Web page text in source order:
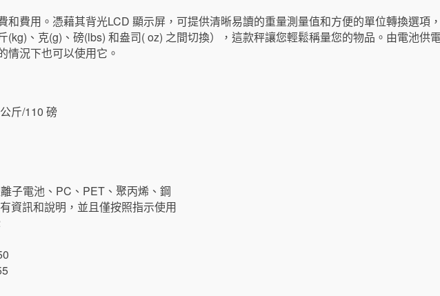
和費用。憑藉其背光LCD 顯示屏，可提供清晰易讀的重量測量值和方便的單位轉換選項
(kg)、克(g)、磅(lbs) 和盎司( oz) 之間切換），這款秤讓您輕鬆稱量您的物品。由電池供
情況下也可以使用它。
斤/110 磅
子電池、PC、PET、聚丙烯、鋼
資訊和說明，並且僅按照指示使用